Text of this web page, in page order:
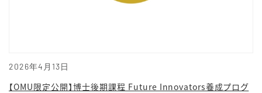
2026年4月13日
【OMU限定公開】博士後期課程 Future Innovators養成プログ